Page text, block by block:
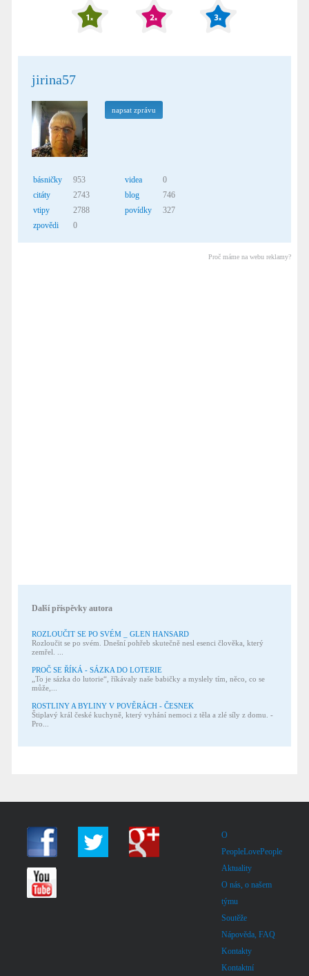
jirina57
napsat zprávu
básničky
953
citáty
2743
vtipy
2788
zpovědi
0
videa
0
blog
746
povídky
327
Proč máme na webu reklamy?
Další příspěvky autora
ROZLOUČIT SE PO SVÉM _ GLEN HANSARD
Rozloučit se po svém. Dnešní pohřeb skutečně nesl esenci člověka, který
zemřel. ...
PROČ SE ŘÍKÁ - SÁZKA DO LOTERIE
„To je sázka do lutorie“, říkávaly naše babičky a myslely tím, něco, co se
může,...
ROSTLINY A BYLINY V POVĚRÁCH - ČESNEK
Štiplavý král české kuchyně, který vyhání nemoci z těla a zlé síly z domu. -
Pro...
O
PeopleLovePeople
Aktuality
O nás, o našem
týmu
Soutěže
Nápověda, FAQ
Kontakty
Kontaktní